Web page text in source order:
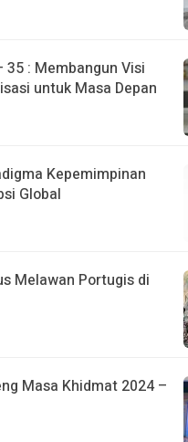
: Membangun Visi
untuk Masa Depan
Kepemimpinan
Global
Melawan Portugis di
Masa Khidmat 2024 –